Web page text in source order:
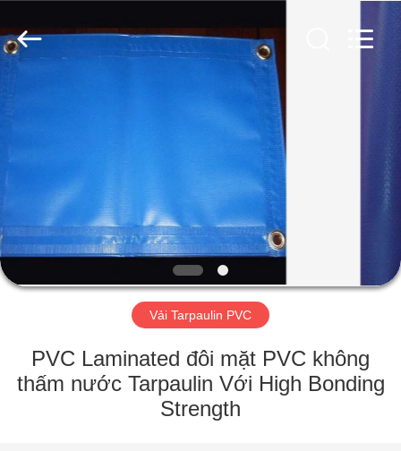
TRANG
CÁC
SẢN
PHẨM
VỀ
TÔI
Enterprise
Management
Services
Co.,LTD.
Vải Tarpaulin PVC
PVC Laminated đôi mặt PVC không
thấm nước Tarpaulin Với High Bonding
Strength